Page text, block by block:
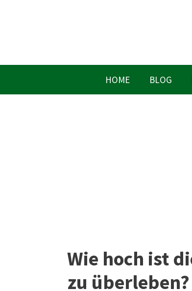
HOME BLOG
Wie hoch ist
zu überleben?